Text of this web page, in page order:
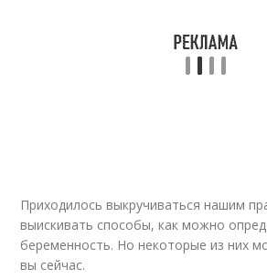
Приходилось выкручиваться нашим
выискивать способы, как можно
беременность. Но некоторые из них
вы сейчас.